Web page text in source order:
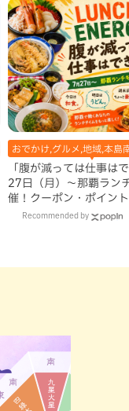
おでかけ,グルメ,地域,本島
「腹が減っては仕事は
27日（月）〜那覇ラン
催！クーポン・ポイン
ズが当たる12日間
Recommended by